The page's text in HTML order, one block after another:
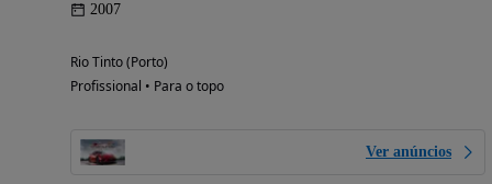
2007
Rio Tinto (Porto)
Profissional • Para o topo
Ver anúncios